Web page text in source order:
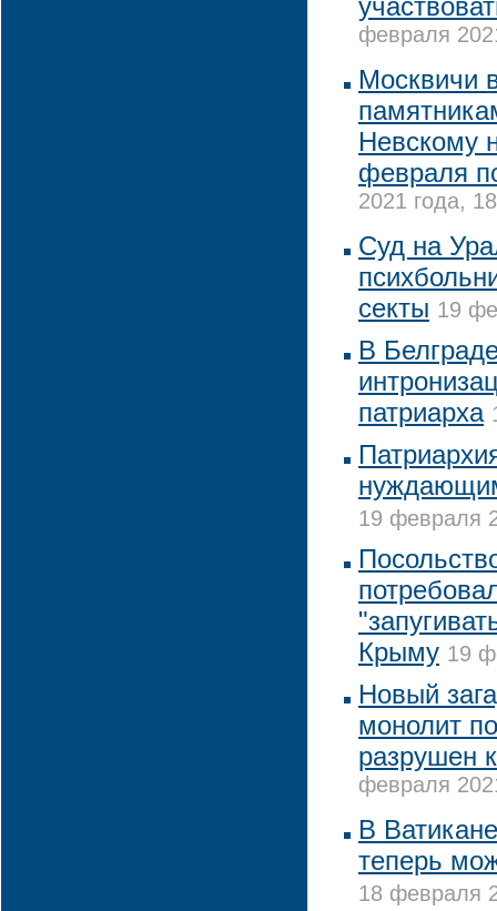
февраля
Москвичи
Невскому
февраля
2021 года,
Суд на
секты 19
В
патриарха
19 февраля
Крыму 19
Новый
монолит
разрушен
февраля
В
теперь
18 февраля